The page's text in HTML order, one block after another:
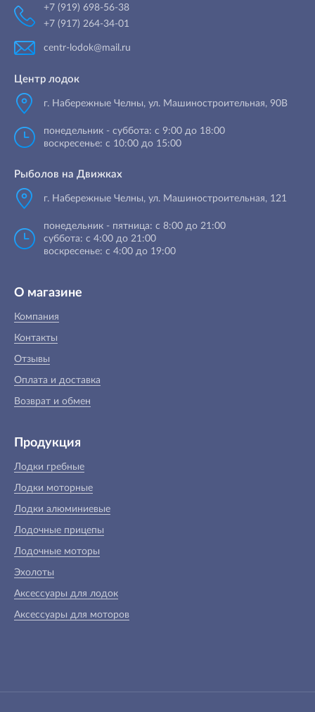
+7 (919) 698-56-38
+7 (917) 264-34-01
centr-lodok@mail.ru
Центр лодок
г. Набережные Челны, ул. Машиностроительная, 90B
понедельник - суббота: с 9:00 до 18:00
воскресенье: с 10:00 до 15:00
Рыболов на Движках
г. Набережные Челны, ул. Машиностроительная, 121
понедельник - пятница: с 8:00 до 21:00
суббота: с 4:00 до 21:00
воскресенье: с 4:00 до 19:00
О магазине
Компания
Контакты
Отзывы
Оплата и доставка
Возврат и обмен
Продукция
Лодки гребные
Лодки моторные
Лодки алюминиевые
Лодочные прицепы
Лодочные моторы
Эхолоты
Аксессуары для лодок
Аксессуары для моторов